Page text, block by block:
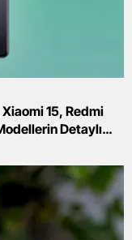
15, Redmi
Detaylı